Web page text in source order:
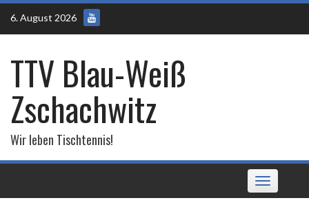
Skip
content
6. August 2026
TTV Blau-Weiß
Zschachwitz
Wir leben Tischtennis!
Toggle
navigation